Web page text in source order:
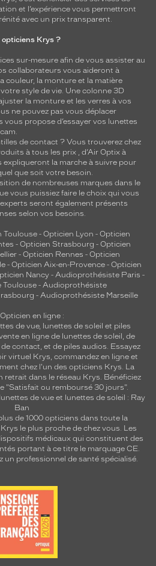
et l’expérience vous permettront
avec un prix transparent.
opticiens Krys ?
sur-mesure afin de vous assister au
collaborateurs vous aideront à
couleur, la monture et la matière
style de vie. Une colonne 3D
la monture et les verres à vos
ne pouvez pas vous déplacer
vous propose d’essayer vos lunettes
de contact ? Vous trouverez chez
à tous les prix , d’Air Optix à
la marche à suivre pour
que soit votre besoin.
de nombreuses marques dans le
vous puissiez faire le choix qui vous
seront également présents
selon vos besoins.
Toulouse- Opticien Lyon - Opticien
- Opticien Strasbourg - Opticien
- Opticien Rennes - Opticien
- Opticien Aix-en-Provence - Opticien
Nancy - Audioprothésiste Paris -
- Audioprothésiste
- Audioprothésiste Marseille
en ligne :
de vue, lunettes de soleil et piles
en ligne de lunettes de soleil, de
de contact, et de piles audios. Essayez
virtuel Krys, commandez en ligne et
chez l'un des opticiens Krys. La
retrait dans le réseau Krys. Bénéficiez
"Satisfait ou remboursé 30 jours".
de vue et lunettes de soleil : Ray
Ban
de 1000 opticiens dans toute la
le plus proche de chez vous. Les
médicaux qui constituent des
portant à ce titre le marquage CE.
un professionnel de santé spécialisé.